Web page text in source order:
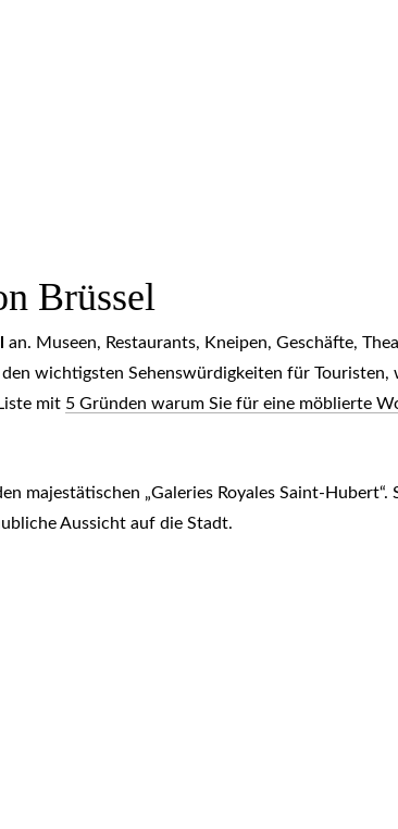
Brüssel
an. Museen, Restaurants, Kneipen, Geschäfte,
wichtigsten Sehenswürdigkeiten für
mit 5 Gründen warum Sie für eine möblierte
majestätischen „Galeries Royales Saint-
Aussicht auf die Stadt.